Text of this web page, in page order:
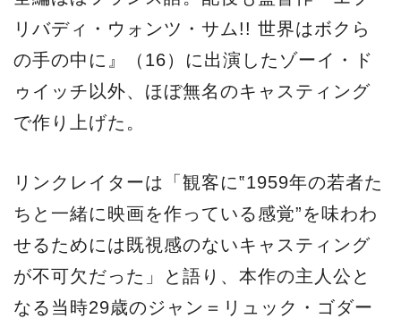
リバディ・ウォンツ・サム!! 世界はボクら
の手の中に』（16）に出演したゾーイ・ド
ゥイッチ以外、ほぼ無名のキャスティング
で作り上げた。
リンクレイターは「観客に‟1959年の若者た
ちと一緒に映画を作っている感覚”を味わわ
せるためには既視感のないキャスティング
が不可欠だった」と語り、本作の主人公と
なる当時29歳のジャン＝リュック・ゴダー